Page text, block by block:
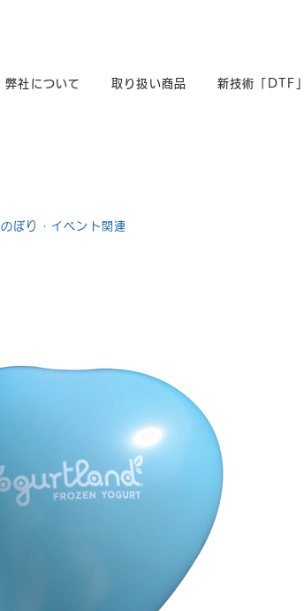
弊社について 取り扱い商品 新技術「DTF」
のぼり・イベント関連